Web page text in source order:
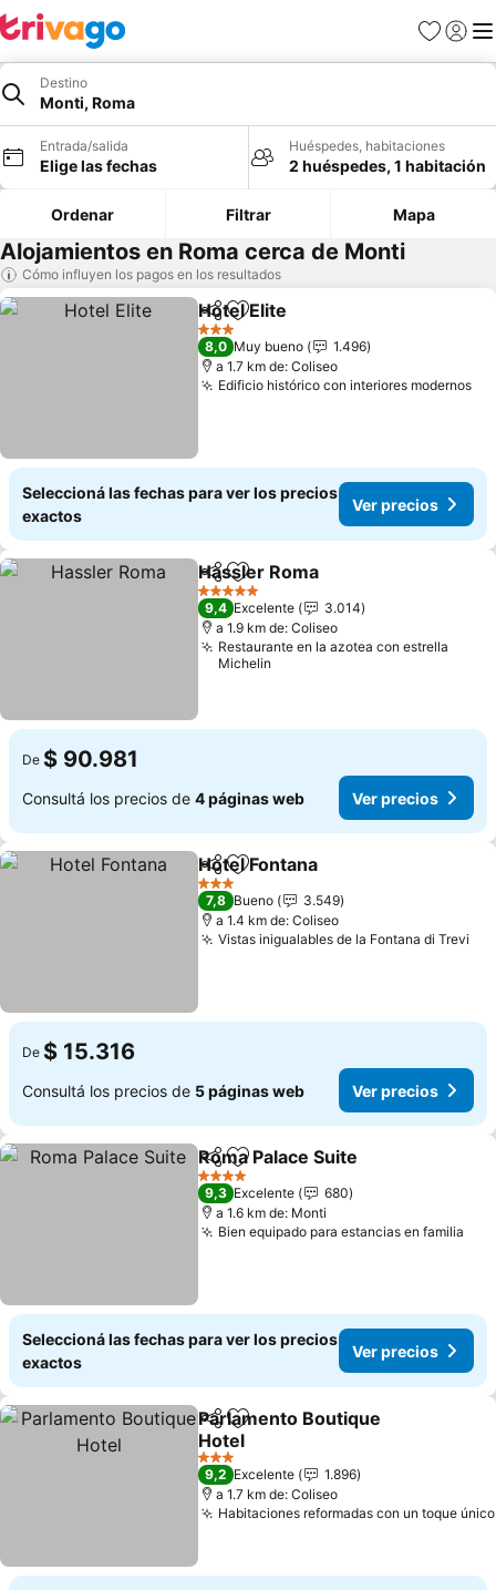
Favoritos
Iniciar
Destino
Monti, Roma
Entrada/salida
Elige las fechas
Huéspedes, habitaciones
2 huéspedes, 1 habitación
Ordenar Filtrar Mapa
Alojamientos en Roma cerca de Monti
Cómo influyen los pagos en los resultados
CompartirAñadir a favoritos
Hotel Elite
3 Estrellas
8,0 Muy bueno
1.496
a 1.7 km de: Coliseo
Edificio histórico con interiores modernos
Seleccioná las fechas para ver los precios
exactos
Ver precios
CompartirAñadir a favoritos
Hassler Roma
5 Estrellas
9,4 Excelente
3.014
a 1.9 km de: Coliseo
Restaurante en la azotea con estrella
Michelin
De $ 90.981
Consultá los precios de 4 páginas web Ver precios
CompartirAñadir a favoritos
Hotel Fontana
3 Estrellas
7,8 Bueno
3.549
a 1.4 km de: Coliseo
Vistas inigualables de la Fontana di Trevi
De $ 15.316
Consultá los precios de 5 páginas web Ver precios
CompartirAñadir a favoritos
Roma Palace Suite
4 Estrellas
9,3 Excelente
680
a 1.6 km de: Monti
Bien equipado para estancias en familia
Seleccioná las fechas para ver los precios
exactos
Ver precios
CompartirAñadir a favoritos
Parlamento Boutique
Hotel
3 Estrellas
9,2 Excelente
1.896
a 1.7 km de: Coliseo
Habitaciones reformadas con un toque único